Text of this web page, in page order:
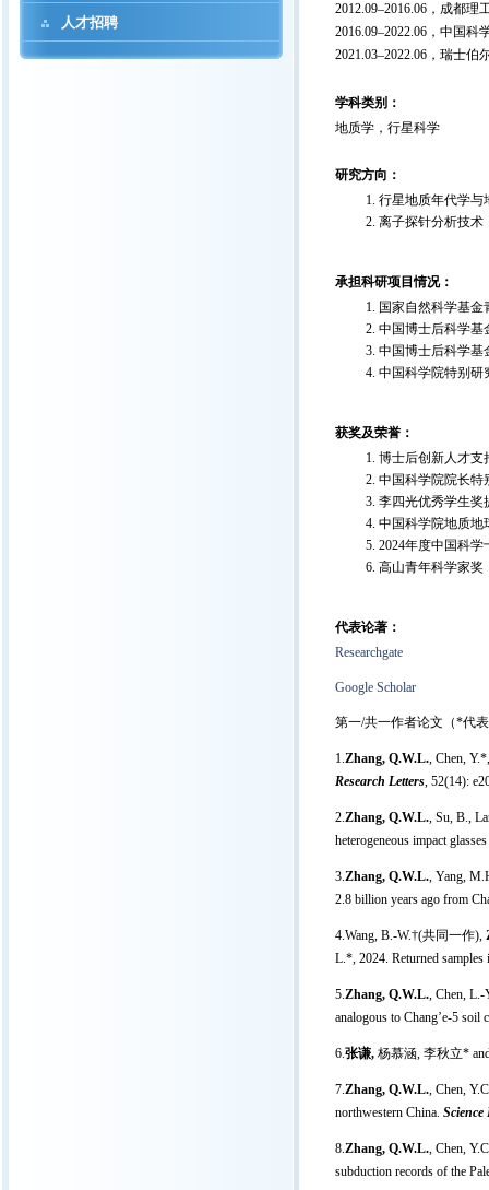
人才招聘
2012.09–2016.06，成都
2016.09–2022.06，中国
2021.03–2022.06，瑞士
学科类别：
地质学，行星科学
研究方向：
行星地质年代学与
离子探针分析技术
承担科研项目情况：
国家自然科学基金
中国博士后科学基
中国博士后科学基
中国科学院特别研
获奖及荣誉：
博士后创新人才支
中国科学院院长特
李四光优秀学生奖
中国科学院地质地
2024年度中国科学
高山青年科学家奖
代表论著：
Researchgate
Google Scholar
第一/共一作者论文（*代
1.Zhang, Q.W.L., Chen,
Research Letters, 52(14):
2.Zhang, Q.W.L., Su, B.,
heterogeneous impact
3.Zhang, Q.W.L., Yang,
2.8 billion years ago from
4.Wang, B.-W.†(共同一作),
L.*, 2024. Returned
5.Zhang, Q.W.L., Chen, L.-
analogous to Chang’e-5
6.张谦, 杨慕涵, 李秋立*
7.Zhang, Q.W.L., Chen,
northwestern China.
8.Zhang, Q.W.L., Chen,
subduction records of the